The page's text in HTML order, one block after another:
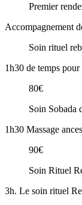
Premier
Accompagnement
Soin rituel
1h30 de temps pour
80€
Soin Sobada
1h30 Massage
90€
Soin Rituel
3h. Le soin rituel